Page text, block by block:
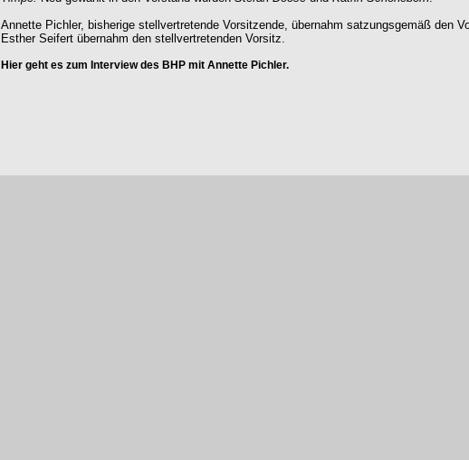
Annette Pichler, bisherige stellvertretende Vorsitzende, übernahm satzungsgemäß den
Esther Seifert übernahm den stellvertretenden Vorsitz.
Hier geht es zum Interview des BHP mit Annette Pichler.